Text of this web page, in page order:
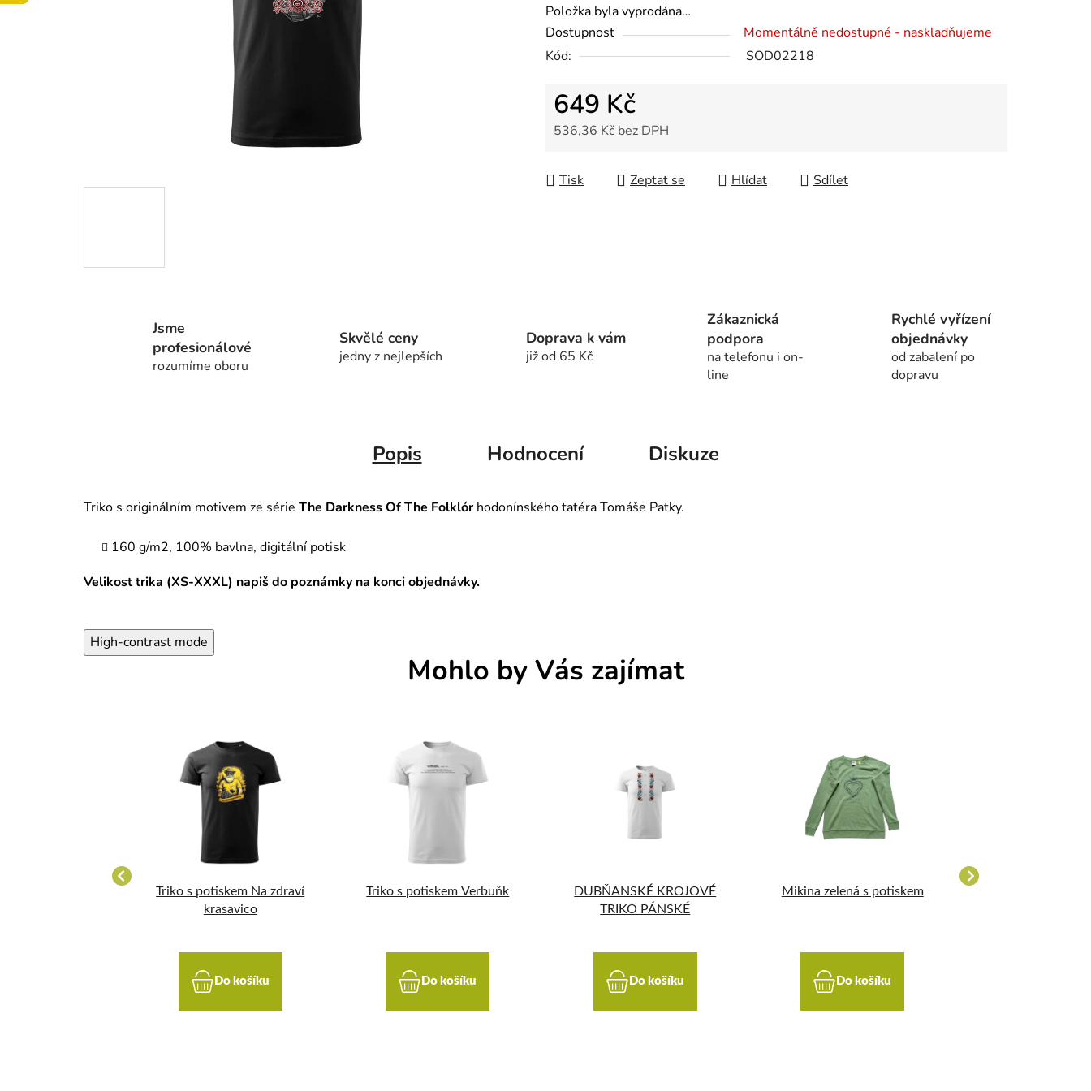
5
hvězdiček.
Položka byla vyprodána…
Dostupnost
Momentálně nedostupné - naskladňujeme
Kód:
SOD02218
649 Kč
536,36 Kč bez DPH
Tisk
Zeptat se Hlídat Sdílet
Jsme
profesionálové
rozumíme oboru
Skvělé ceny
jedny z nejlepších
Doprava k vám
již od 65 Kč
Zákaznická
podpora
na telefonu i on-
line
Rychlé vyřízení
objednávky
od zabalení po
dopravu
Popis Hodnocení Diskuze
Triko s originálním motivem ze série The Darkness Of The Folklórhodonínského tatéra Tomáše Patky.
160 g/m2, 100% bavlna, digitální potisk
Velikost trika (XS-XXXL) napiš do poznámky na konci objednávky.
High-contrast mode
Mohlo by Vás zajímat
Triko s potiskem Na zdraví
krasavico
Do košíku
Triko s potiskem Verbuňk
Do košíku
DUBŇANSKÉ KROJOVÉ
TRIKO PÁNSKÉ
Do košíku
Mikina zelená s potiskem
Do košíku